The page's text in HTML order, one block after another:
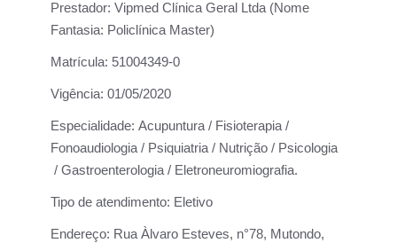
Prestador: Vipmed Clínica Geral Ltda (Nome
Fantasia: Policlínica Master)
Matrícula: 51004349-0
Vigência: 01/05/2020
Especialidade: Acupuntura / Fisioterapia /
Fonoaudiologia / Psiquiatria / Nutrição / Psicologia
/ Gastroenterologia / Eletroneuromiografia.
Tipo de atendimento: Eletivo
Endereço: Rua Àlvaro Esteves, n°78, Mutondo,